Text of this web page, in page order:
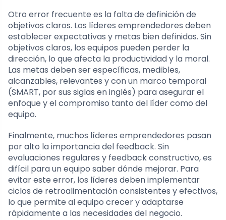
Otro error frecuente es la falta de definición de
objetivos claros. Los líderes emprendedores deben
establecer expectativas y metas bien definidas. Sin
objetivos claros, los equipos pueden perder la
dirección, lo que afecta la productividad y la moral.
Las metas deben ser específicas, medibles,
alcanzables, relevantes y con un marco temporal
(SMART, por sus siglas en inglés) para asegurar el
enfoque y el compromiso tanto del líder como del
equipo.
Finalmente, muchos líderes emprendedores pasan
por alto la importancia del feedback. Sin
evaluaciones regulares y feedback constructivo, es
difícil para un equipo saber dónde mejorar. Para
evitar este error, los líderes deben implementar
ciclos de retroalimentación consistentes y efectivos,
lo que permite al equipo crecer y adaptarse
rápidamente a las necesidades del negocio.